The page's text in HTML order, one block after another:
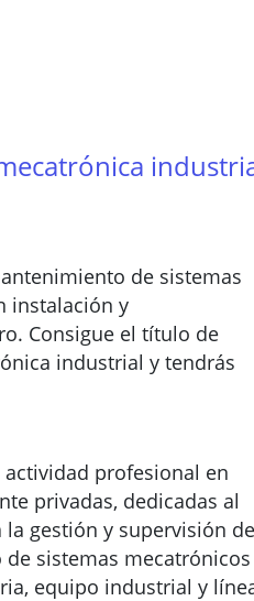
de sistemas
instalación y
Consigue el título de
industrial y tendrás
profesional en
privadas, dedicadas al
gestión y supervisión
sistemas
equipo industrial y